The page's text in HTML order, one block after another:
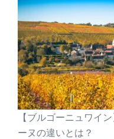
【ブルゴーニュワイ
ーヌの違いとは？